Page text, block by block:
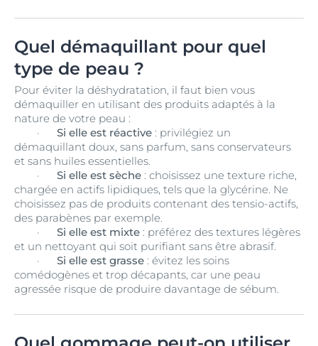
Quel démaquillant pour quel
type de peau ?
Pour éviter la déshydratation, il faut bien vous
démaquiller en utilisant des produits adaptés à la
nature de votre peau :
· Si elle est réactive : privilégiez un
démaquillant doux, sans parfum, sans conservateurs
et sans huiles essentielles.
· Si elle est sèche : choisissez une texture riche,
chargée en actifs lipidiques, tels que la glycérine. Ne
choisissez pas de produits contenant des tensio-actifs,
des parabènes par exemple.
· Si elle est mixte : préférez des textures légères
et un nettoyant qui soit purifiant sans être abrasif.
· Si elle est grasse : évitez les soins
comédogènes et trop décapants, car une peau
agressée risque de produire davantage de sébum.